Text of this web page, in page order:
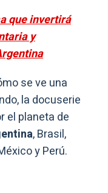
que invertirá
y
se ve una
la docuserie
el planeta de
, Brasil,
y Perú.